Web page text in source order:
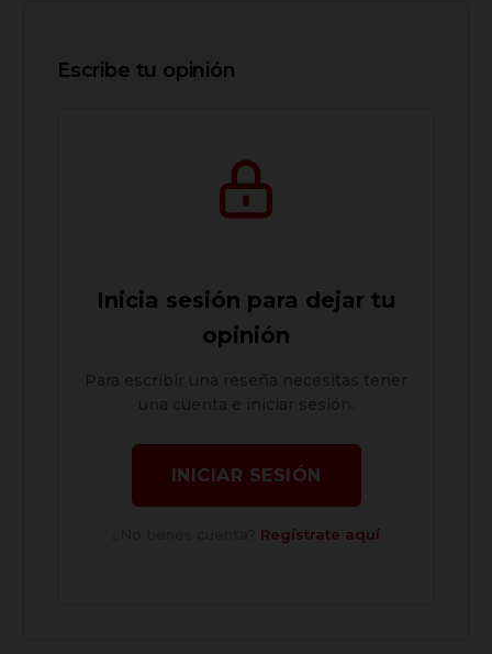
Escribe tu opinión
Inicia sesión para dejar tu
opinión
INICIAR SESIÓN
Regístrate aquí